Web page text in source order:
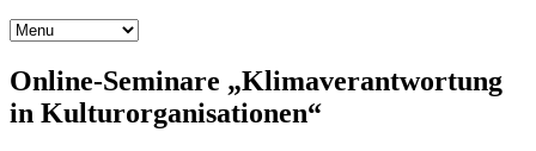
Online-Seminare „Klimaverantwortung
in Kulturorganisationen“